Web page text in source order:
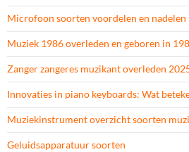
Microfoon soorten voordelen en nadelen
Muziek 1986 overleden en geboren in
Zanger zangeres muzikant overleden
Innovaties in piano keyboards: Wat
Muziekinstrument overzicht soorten
Geluidsapparatuur soorten